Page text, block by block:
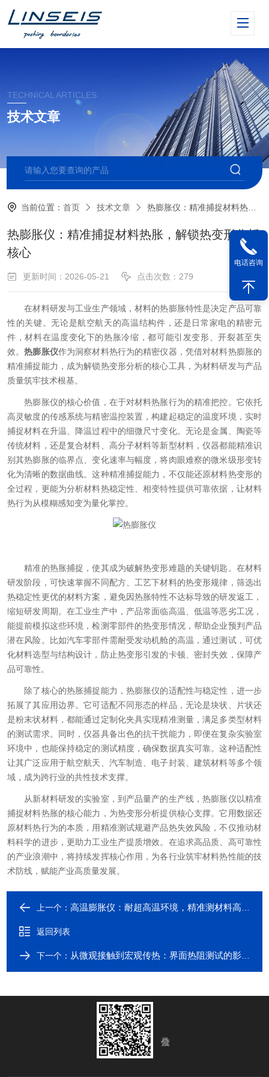
TECHNICAL ARTICLES
技术文章
当前位置：首页 技术文章 热膨胀仪：精准捕捉材料热胀，解锁热变形分析核心
热膨胀仪：精准捕捉材料热胀，解锁热变形分析
核心
更新时间：2026-05-21 点击次数：279
在材料研发与工业生产领域，材料的热膨胀特性是决定产品可靠
性的关键。无论是航空航天的高温结构件，还是日常家电的精密元
件，材料在温度变化下的热胀冷缩，都可能引发变形、开裂甚至失
效。热膨胀仪作为洞察材料热行为的精密仪器，凭借对材料热膨胀的
精准捕捉能力，成为解锁热变形分析的核心工具，为材料研发与产品
质量筑牢技术根基。
热膨胀仪的核心价值，在于对材料热胀行为的精准把控。它依托
高灵敏度的传感系统与精密温控装置，构建起稳定的温度环境，实时
捕捉材料在升温、降温过程中的细微尺寸变化。无论是金属、陶瓷等
传统材料，还是复合材料、高分子材料等新型材料，仪器都能精准识
别其热膨胀的临界点、变化速率与幅度，将肉眼难察的微米级形变转
化为清晰的数据曲线。这种精准捕捉能力，不仅能还原材料热变形的
全过程，更能为分析材料热稳定性、相变特性提供可靠依据，让材料
热行为从模糊感知变为量化掌控。
精准的热胀捕捉，使其成为破解热变形难题的关键钥匙。在材料
研发阶段，可快速掌握不同配方、工艺下材料的热变形规律，筛选出
热稳定性更优的材料方案，避免因热胀特性不达标导致的研发返工，
缩短研发周期。在工业生产中，产品常面临高温、低温等恶劣工况，
能提前模拟这些环境，检测零部件的热变形情况，帮助企业预判产品
潜在风险。比如汽车零部件需耐受发动机舱的高温，通过测试，可优
化材料选型与结构设计，防止热变形引发的卡顿、密封失效，保障产
品可靠性。
除了核心的热胀捕捉能力，热膨胀仪的适配性与稳定性，进一步
拓展了其应用边界。它可适配不同形态的样品，无论是块状、片状还
是粉末状材料，都能通过定制化夹具实现精准测量，满足多类型材料
的测试需求。同时，仪器具备出色的抗干扰能力，即便在复杂实验室
环境中，也能保持稳定的测试精度，确保数据真实可靠。这种适配性
让其广泛应用于航空航天、汽车制造、电子封装、建筑材料等多个领
域，成为跨行业的共性技术支撑。
从新材料研发的实验室，到产品量产的生产线，热膨胀仪以精准
捕捉材料热胀的核心能力，为热变形分析提供核心支撑。它用数据还
原材料热行为的本质，用精准测试规避产品热失效风险，不仅推动材
料科学的进步，更助力工业生产提质增效。在追求高品质、高可靠性
的产业浪潮中，将持续发挥核心作用，为各行业筑牢材料热性能的技
术防线，赋能产业高质量发展。
上一个：高温膨胀仪：耐超高温环境，精准测材料高温膨胀特性
返回列表
下一个： 从微观接触到宏观传热：界面热阻测试的影响因素与误差控制策略
电话咨询